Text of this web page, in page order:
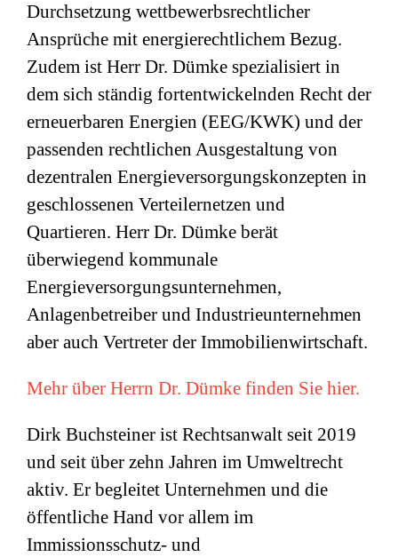
Durchsetzung wettbewerbsrechtlicher
Ansprüche mit energierechtlichem Bezug.
Zudem ist Herr Dr. Dümke spezialisiert in
dem sich ständig fortentwickelnden Recht der
erneuerbaren Energien (EEG/KWK) und der
passenden rechtlichen Ausgestaltung von
dezentralen Energieversorgungskonzepten in
geschlossenen Verteilernetzen und
Quartieren. Herr Dr. Dümke berät
überwiegend kommunale
Energieversorgungsunternehmen,
Anlagenbetreiber und Industrieunternehmen
aber auch Vertreter der Immobilienwirtschaft.
Mehr über Herrn Dr. Dümke finden Sie hier.
Dirk Buchsteiner ist Rechtsanwalt seit 2019
und seit über zehn Jahren im Umweltrecht
aktiv. Er begleitet Unternehmen und die
öffentliche Hand vor allem im
Immissionsschutz- und